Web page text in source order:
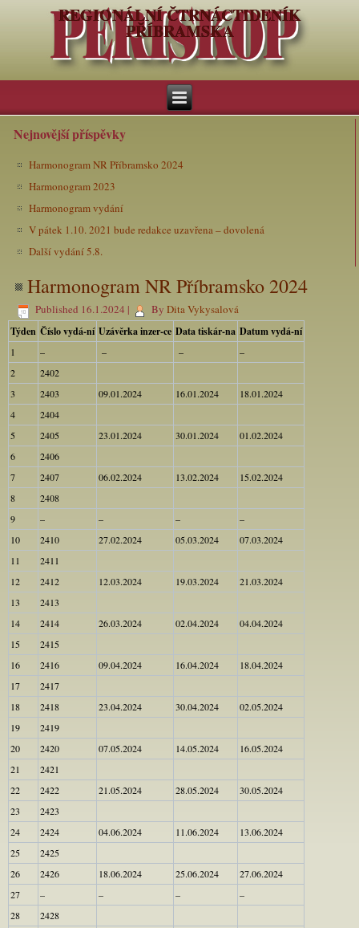
REGIONÁLNÍ ČTRNÁCTIDENÍK
PŘÍBRAMSKA
Nejnovější příspěvky
Harmonogram NR Příbramsko 2024
Harmonogram 2023
Harmonogram vydání
V pátek 1.10. 2021 bude redakce uzavřena – dovolená
Další vydání 5.8.
Harmonogram NR Příbramsko 2024
Published 16.1.2024 | By Dita Vykysalová
Týden Číslo vydá-ní Uzávěrka inzer-ce Data tiskár-na Datum vydá-ní
1 – – –
–
2
2402
3
2403 09.01.2024 16.01.2024
18.01.2024
4
2404
5
2405 23.01.2024 30.01.2024
01.02.2024
6
2406
7
2407 06.02.2024 13.02.2024
15.02.2024
8
2408
9
– – –
–
10
2410 27.02.2024 05.03.2024
07.03.2024
11
2411
12
2412 12.03.2024 19.03.2024
21.03.2024
13
2413
14
2414 26.03.2024 02.04.2024
04.04.2024
15
2415
16
2416 09.04.2024 16.04.2024
18.04.2024
17
2417
18
2418 23.04.2024 30.04.2024
02.05.2024
19
2419
20
2420 07.05.2024 14.05.2024
16.05.2024
21
2421
22
2422 21.05.2024 28.05.2024
30.05.2024
23
2423
24
2424 04.06.2024 11.06.2024
13.06.2024
25
2425
26
2426 18.06.2024 25.06.2024
27.06.2024
27
– – –
–
28
2428